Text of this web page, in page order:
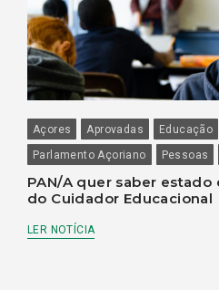
Açores Aprovadas Educação
Parlamento Açoriano
Pessoas
PAN/A quer saber
do Cuidador Educacional
LER NOTÍCIA